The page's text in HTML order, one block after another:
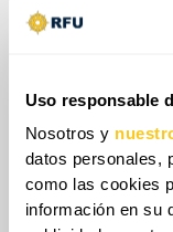
Uso responsable
Nosotros y
datos personales,
como las cookies
información en su
los rusos,
suministros
ucranianas
facilidad la
un video
muestra un
municiones